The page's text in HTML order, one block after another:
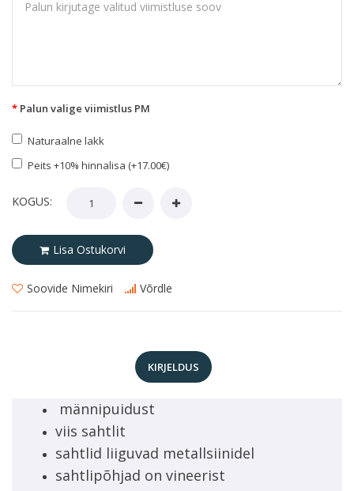
Palun valige viimistlus PM
Naturaalne lakk
Peits +10% hinnalisa (+17.00€)
KOGUS:
Lisa Ostukorvi
Soovide Nimekiri Võrdle
KIRJELDUS
männipuidust
viis sahtlit
sahtlid liiguvad metallsiinidel
sahtlipõhjad on vineerist